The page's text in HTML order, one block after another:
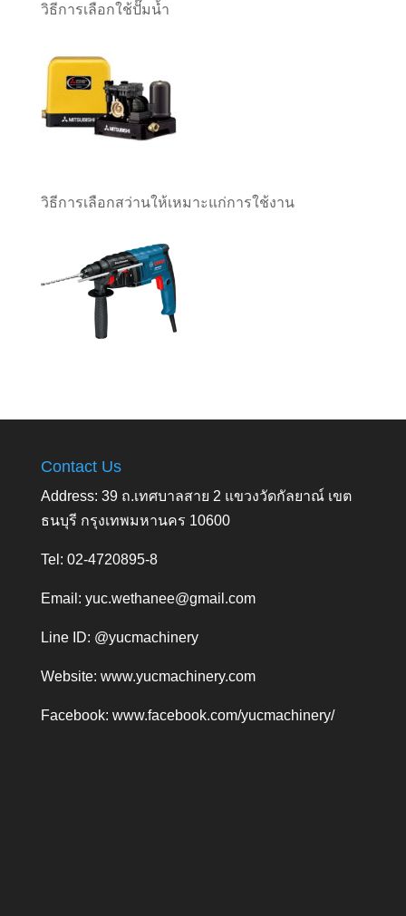
วิธีการเลือกใช้ปั๊มน้ำ
วิธีการเลือกสว่านให้เหมาะแก่การใช้งาน
Contact Us
Address: 39 ถ.เทศบาลสาย 2 แขวงวัดกัลยาณ์ เขต
ธนบุรี กรุงเทพมหานคร 10600
Tel: 02-4720895-8
Email: yuc.wethanee@gmail.com
Line ID: @yucmachinery
Website: www.yucmachinery.com
Facebook: www.facebook.com/yucmachinery/